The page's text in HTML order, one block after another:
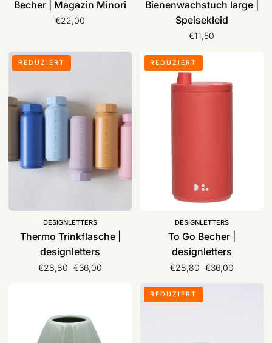
Becher | Magazin Minori
€22,00
Bienenwachstuch large |
Speisekleid
€11,50
Thermo
Trinkflasche
designletters
REDUZIERT
DESIGNLETTERS
Thermo Trinkflasche |
designletters
€28,80 Normaler Preis
€36,00
To
Go
Becher
REDUZIERT
DESIGNLETTERS
To Go Becher |
designletters
€28,80 Normaler Preis
€36,00
Keramik
Becher/
REDUZIERT